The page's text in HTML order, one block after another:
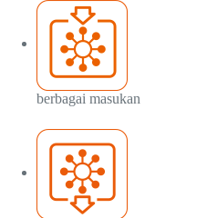
berbagai masukan